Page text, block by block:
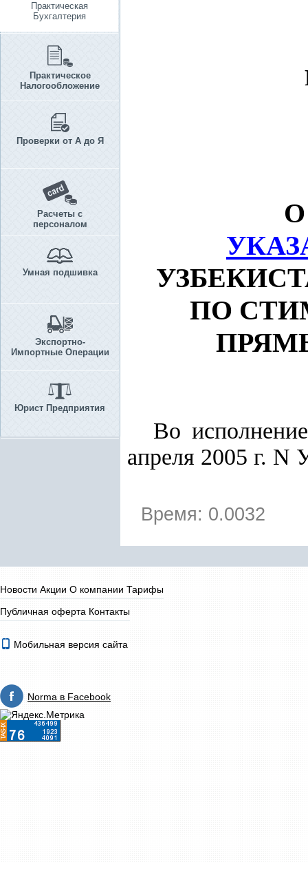
Практическая
Бухгалтерия
Практическое
Налогообложение
Проверки от А до Я
Расчеты с
персоналом
Умная подшивка
Экспортно-
Импортные Операции
Юрист Предприятия
ПО
Во
апреля 2005 г.
Время: 0.0032
Новости Акции О компании Тарифы
Публичная оферта Контакты
Мобильная версия сайта
Norma в Facebook